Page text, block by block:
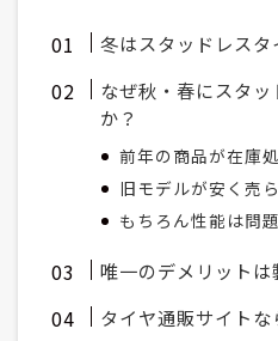
冬はスタッドレス
なぜ秋・春にスタ
か？
前年の商品が在庫
旧モデルが安く売
もちろん性能は問
唯一のデメリット
タイヤ通販サイト